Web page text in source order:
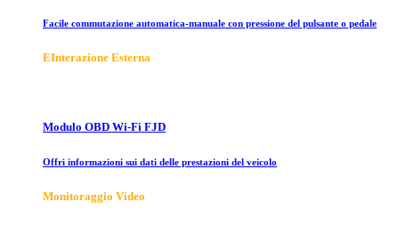
Facile commutazione automatica-manuale con pressione del pulsante o pedale
EInterazione Esterna
Modulo OBD Wi-Fi FJD
Offri informazioni sui dati delle prestazioni del veicolo
Monitoraggio Video